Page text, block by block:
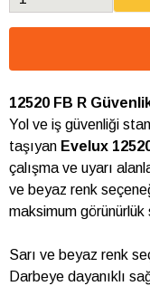
12520 FB R
Yol ve iş güvenliği
taşıyan Evelux
çalışma ve uyarı
ve beyaz renk
maksimum
Sarı ve beyaz renk
Darbeye dayanıklı